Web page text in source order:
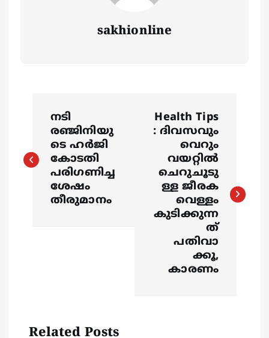
sakhionline
s
നടി
രഞ്ജിനിയു
ടെ ഹര്‍ജി
കോടതി
പരിഗണിച്ച
ശേഷം
തീരുമാനം
Health Tips
: ദിവസവും
വെറും
വയറ്റിൽ
ചെറുചൂടു
ള്ള ജീരക
വെള്ളം
കുടിക്കുന്ന
ത്
പതിവാ
ക്കൂ,
കാരണം
Related Posts